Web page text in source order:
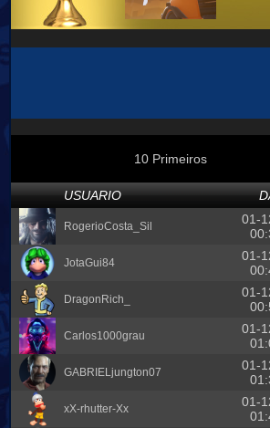
10 Primeiros
USUARIO
RogerioCosta_Sil
01-
JotaGui84
01-
DragonRich_
01-
Carlos1000grau
01-
GABRIELjungton07
01-
xX-rhutter-Xx
01-